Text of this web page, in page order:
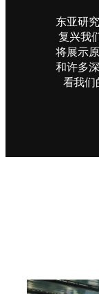
东亚研
复兴我
将展示
和许多
看我